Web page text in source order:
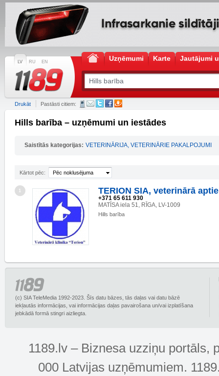
LV RU EN Uzņēmumi Karte Jautājumi
Drukāt Pastāsti citiem:
Hills barība – uzņēmumi un iestādes
Saistītās kategorijas: VETERINĀRIJA, VETERINĀRIE PAKALPOJUMI
Kārtot pēc: Pēc noklusējuma
1 TERION SIA, veterinārā
+371 65 611 930
MATĪSA iela 51, RĪGA, LV-1009
Hills barība
(c) SIA TeleMedia 1992-2023. Šīs datu bāzes, tās daļas vai datu bāzē
iekļautās informācijas, vai informācijas daļas pavairošana un/vai izplatīšana
jebkādā formā stingri aizliegta.
1189.lv – Biznesa uzziņu portāls,
000 Latvijas uzņēmumiem.